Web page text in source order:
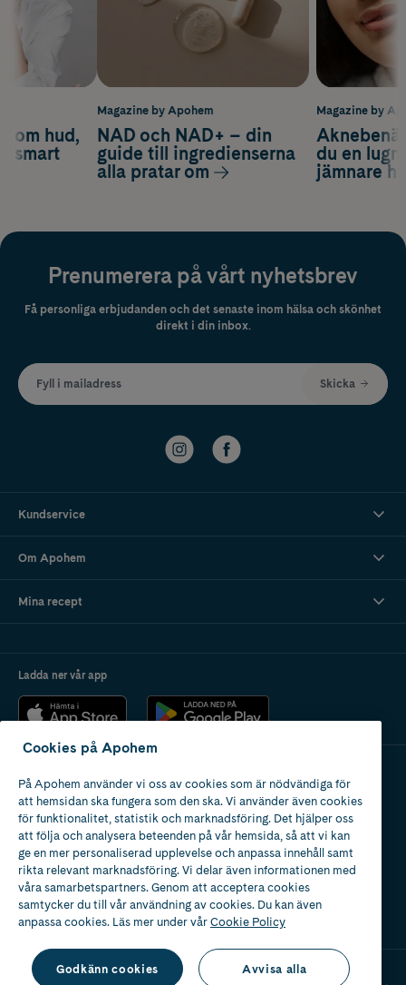
Magazine by
du en
jämnare
om hud,
smart
Magazine by Apohem
NAD och NAD+ – din
guide till ingredienserna
alla pratar om
Prenumerera på vårt nyhetsbrev
Få personliga erbjudanden och det senaste inom hälsa och skönhet
direkt i din inbox.
Fyll i mailadress Skicka
Kundservice
Om Apohem
Mina recept
Ladda ner vår app
Apotek med tillstånd
av Läkemedelsverket
2024
Cookies på Apohem
På Apohem använder vi oss av cookies som är nödvändiga för
att hemsidan ska fungera som den ska. Vi använder även cookies
för funktionalitet, statistik och marknadsföring. Det hjälper oss
att följa och analysera beteenden på vår hemsida, så att vi kan
ge en mer personaliserad upplevelse och anpassa innehåll samt
rikta relevant marknadsföring. Vi delar även informationen med
våra samarbetspartners. Genom att acceptera cookies
samtycker du till vår användning av cookies. Du kan även
anpassa cookies. Läs mer under vårCookie Policy
Godkänn cookies Avvisa alla